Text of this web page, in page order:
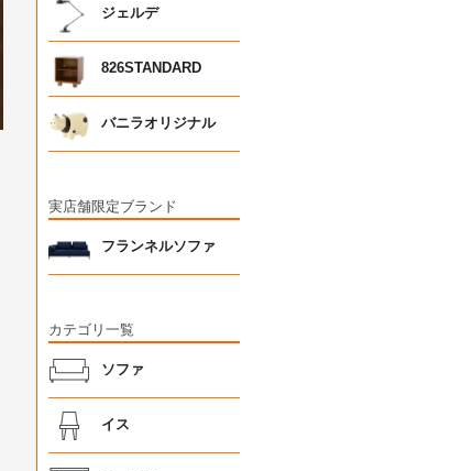
ジェルデ
826STANDARD
バニラオリジナル
実店舗限定ブランド
フランネルソファ
カテゴリ一覧
ソファ
イス